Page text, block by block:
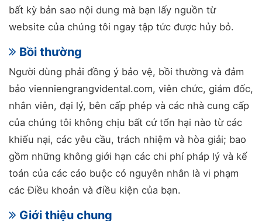
bất kỳ bản sao nội dung mà bạn lấy nguồn từ
website của chúng tôi ngay tập tức được hủy bỏ.
Bồi thường
Người dùng phải đồng ý bảo vệ, bồi thường và đảm
bảo vienniengrangvidental.com, viên chức, giám đốc,
nhân viên, đại lý, bên cấp phép và các nhà cung cấp
của chúng tôi không chịu bất cứ tổn hại nào từ các
khiếu nại, các yêu cầu, trách nhiệm và hòa giải; bao
gồm những không giới hạn các chi phí pháp lý và kế
toán của các cáo buộc có nguyên nhân là vi phạm
các Điều khoản và điều kiện của bạn.
Giới thiệu chung